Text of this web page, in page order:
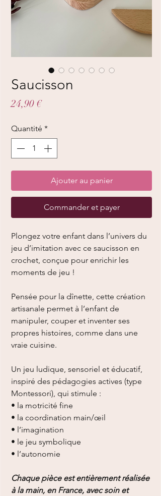
Saucisson
24,90 €Prix
Quantité *
Ajouter au panier
Commander et payer
Plongez votre enfant dans l’univers du
jeu d’imitation avec ce saucisson en
crochet, conçue pour enrichir les
moments de jeu !
Pensée pour la dînette, cette création
artisanale permet à l’enfant de
manipuler, couper et inventer ses
propres histoires, comme dans une
vraie cuisine.
Un jeu ludique, sensoriel et éducatif,
inspiré des pédagogies actives (type
Montessori), qui stimule :
• la motricité fine
• la coordination main/œil
• l’imagination
• le jeu symbolique
• l’autonomie
Chaque pièce est entièrement réalisée
à la main, en France, avec soin et